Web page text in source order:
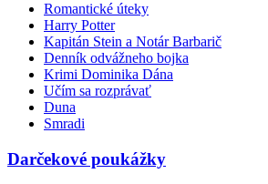
Romantické úteky
Harry Potter
Kapitán Stein a Notár Barbarič
Denník odvážneho bojka
Krimi Dominika Dána
Učím sa rozprávať
Duna
Smradi
Darčekové poukážky